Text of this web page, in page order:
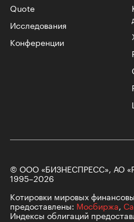
Quote
Исследования
Конференции
© ООО «БИЗНЕСПРЕСС», АО
1995–2026
Котировки мировых
предоставлены: Мосбиржа,
Индексы облигаций